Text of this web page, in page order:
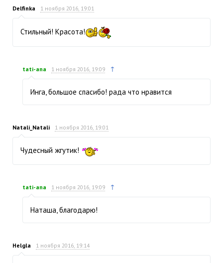
Delfinka 1 ноября 2016, 19:01
Стильный! Красота!
tati-ana 1 ноября 2016, 19:09 ↑
Инга, большое спасибо! рада что нравится
Natali_Natali 1 ноября 2016, 19:01
Чудесный жгутик!
tati-ana 1 ноября 2016, 19:09 ↑
Наташа, благодарю!
Helgla 1 ноября 2016, 19:14